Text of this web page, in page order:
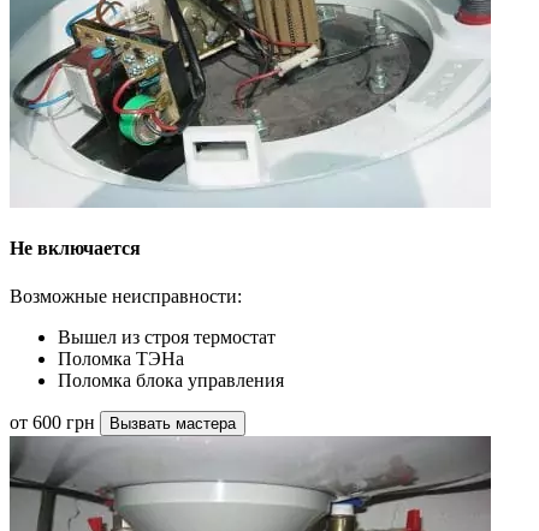
Не включается
Возможные неисправности:
Вышел из строя термостат
Поломка ТЭНа
Поломка блока управления
от 600 грн Вызвать мастера